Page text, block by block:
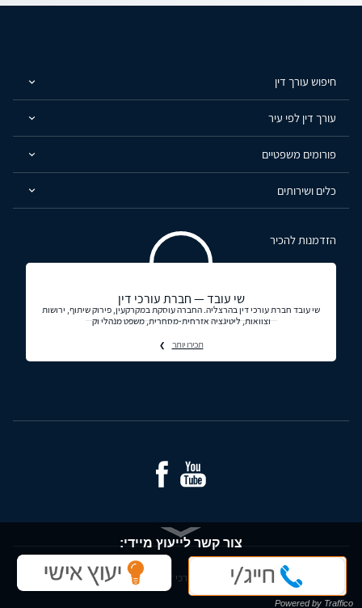
חיפוש עורך דין
עורך דין לפי עיר
פורומים משפטיים
כלים ושירותים
הזדמנות להכיר
שי עובד — חברת עורכי דין
שי עובד חברת עורכי דין בהרצליה. החברה עוסקת במקרקעין, פירוק שיתוף, ירושות
וצוואות, ליטיגציה אזרחית-מסחרית, משפט מנהלי וק
תכירו יותר
© כל הזכויות שמורות - עורכי דין ומידע משפטי בישראל
צור קשר לייעוץ מיידי:
Powered by Traffico